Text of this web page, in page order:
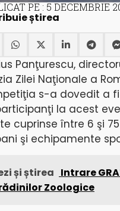
PE : 5 DECEMBRIE
știrea
Panţurescu,
Zilei Naţionale a
s-a dovedit a
la acest
cuprinse între 6 şi
şi echipamente
și știrea Intrare
Zoologice